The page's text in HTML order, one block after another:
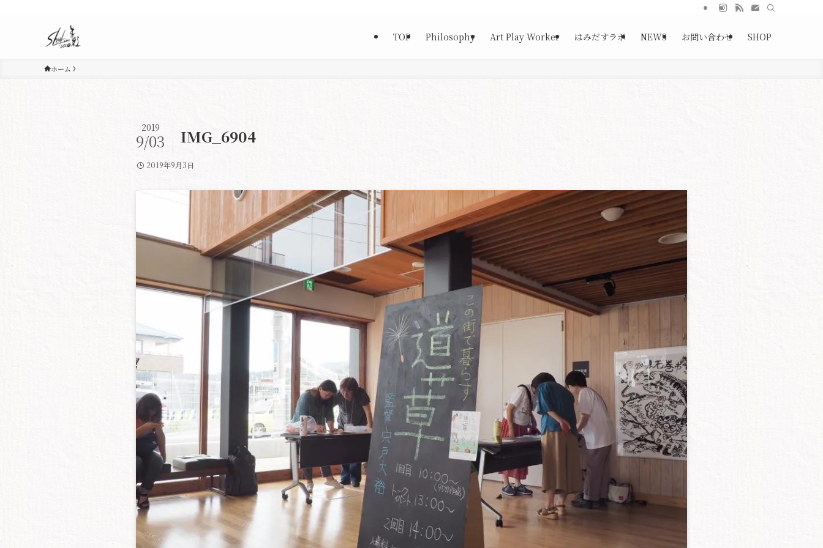
TOP Philosophy Art Play Worker はみだすラボ NEWS お問い合わせ SHOP
ホーム
IMG_6904
2019
9/03
2019年9月3日